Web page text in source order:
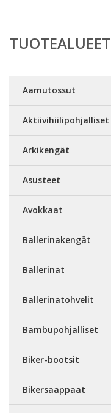
TUOTEALUEET
Aamutossut
Aktiivihiilipohjalliset
Arkikengät
Asusteet
Avokkaat
Ballerinakengät
Ballerinat
Ballerinatohvelit
Bambupohjalliset
Biker-bootsit
Bikersaappaat